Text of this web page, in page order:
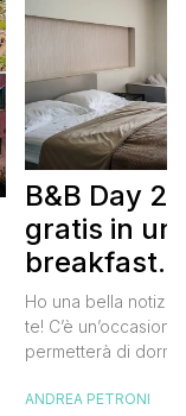
B&B Day
gratis in un
breakfast.
gratis
Ho una bella
te! C’è
permetterà di
meravigliosi del
ANDREA PETRONI